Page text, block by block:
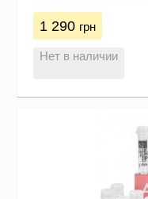
1 290 грн
Нет в наличии